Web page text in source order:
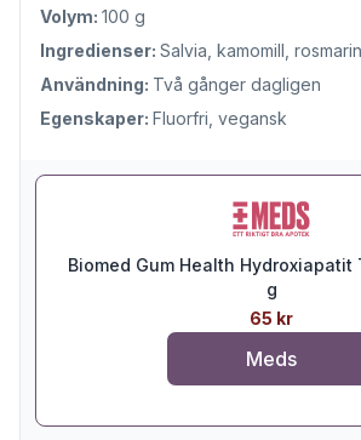
Volym: 100 g
Ingredienser: Salvia, kamomill, rosmarin
Användning: Två gånger dagligen
Egenskaper: Fluorfri, vegansk
Biomed Gum Health Hydroxiapatit
g
65 kr
Meds